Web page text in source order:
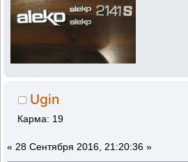
Ugin
Карма: 19
« 28 Сентября 2016, 21:20:36 »